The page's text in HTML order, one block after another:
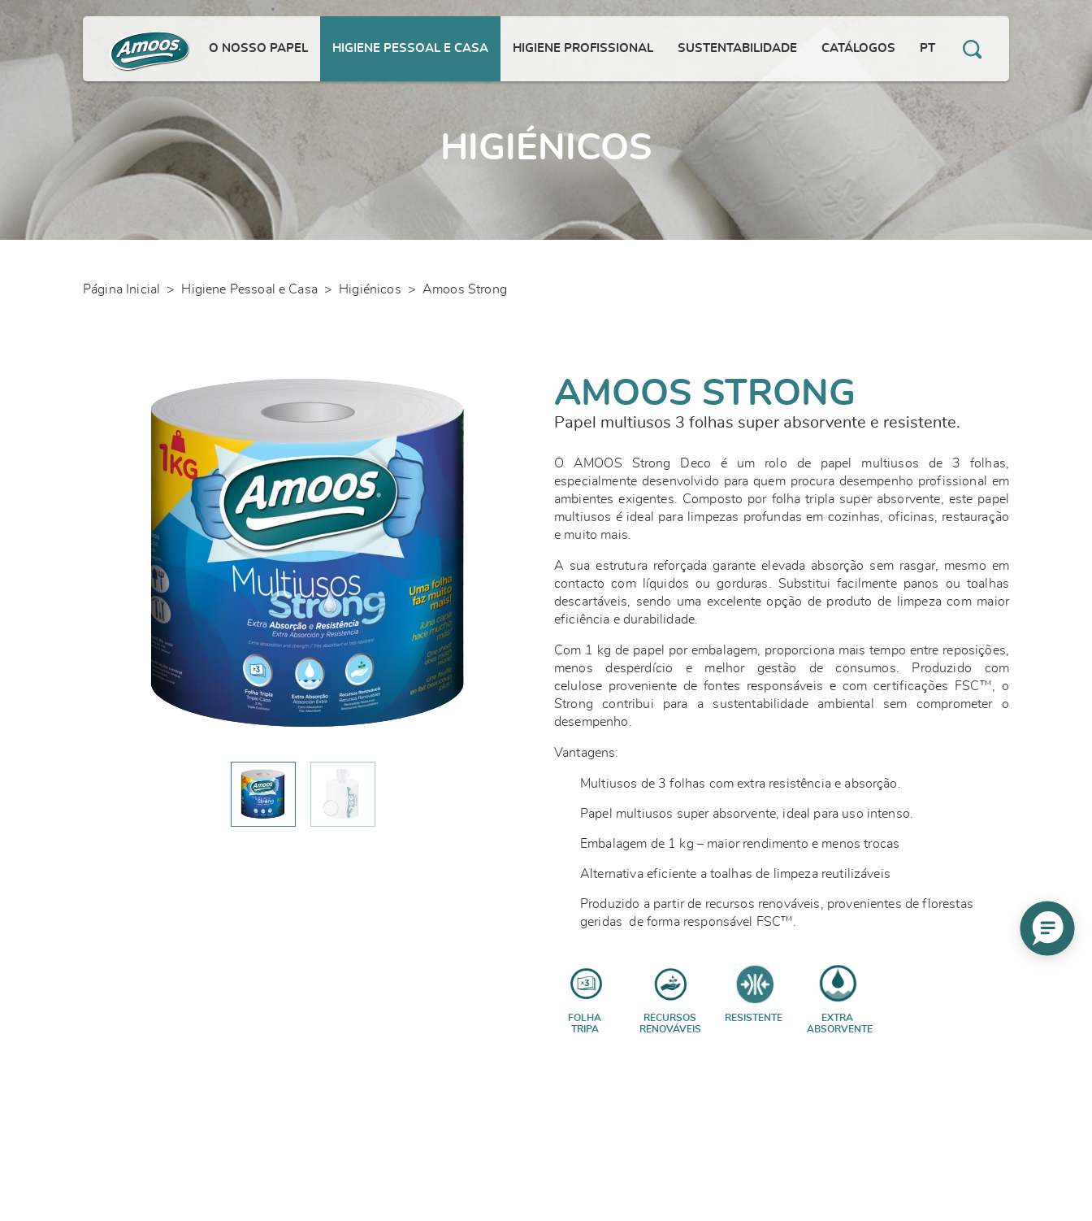
O NOSSO PAPEL HIGIENE PESSOAL E CASA HIGIENE PROFISSIONAL SUSTENTABILIDADE CATÁLOGOS PT
HIGIÉNICOS
Página Inicial > Higiene Pessoal e Casa > Higiénicos > Amoos Strong
AMOOS STRONG
Papel multiusos 3 folhas super absorvente e resistente.
O AMOOS Strong Deco é um rolo de papel multiusos de 3 folhas,
especialmente desenvolvido para quem procura desempenho profissional em
ambientes exigentes. Composto por folha tripla super absorvente, este papel
multiusos é ideal para limpezas profundas em cozinhas, oficinas, restauração
e muito mais.
A sua estrutura reforçada garante elevada absorção sem rasgar, mesmo em
contacto com líquidos ou gorduras. Substitui facilmente panos ou toalhas
descartáveis, sendo uma excelente opção de produto de limpeza com maior
eficiência e durabilidade.
Com 1 kg de papel por embalagem, proporciona mais tempo entre reposições,
menos desperdício e melhor gestão de consumos. Produzido com
celulose proveniente de fontes responsáveis e com certificações FSC™, o
Strong contribui para a sustentabilidade ambiental sem comprometer o
desempenho.
Vantagens:
Multiusos de 3 folhas com extra resistência e absorção.
Papel multiusos super absorvente, ideal para uso intenso.
Embalagem de 1 kg – maior rendimento e menos trocas
Alternativa eficiente a toalhas de limpeza reutilizáveis
Produzido a partir de recursos renováveis, provenientes de florestas
geridas de forma responsável FSC™.
FOLHA
TRIPA
RECURSOS
RENOVÁVEIS
RESISTENTE
EXTRA
ABSORVENTE